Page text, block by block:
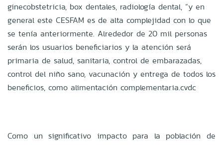
ginecobstetricia, box dentales, radiología dental, “y en
general este CESFAM es de alta complejidad con lo que
se tenía anteriormente. Alrededor de 20 mil personas
serán los usuarios beneficiarios y la atención será
primaria de salud, sanitaria, control de embarazadas,
control del niño sano, vacunación y entrega de todos los
beneficios, como alimentación complementaria.cvdc
Como un significativo impacto para la población de